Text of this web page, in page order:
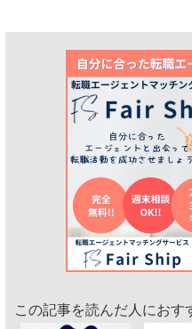
この記事を読んだ人におす